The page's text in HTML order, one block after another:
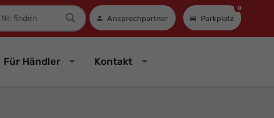
Ansprechpartner Parkplatz
0
Für Händler Kontakt